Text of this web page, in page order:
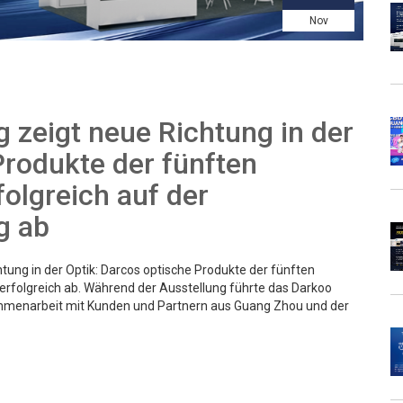
Nov
zeigt neue Richtung in der
der fünften
auf der
ab
in der Optik: Darcos optische Produkte der fünften
ab. Während der Ausstellung führte das Darkoo
mit Kunden und Partnern aus Guang Zhou und der